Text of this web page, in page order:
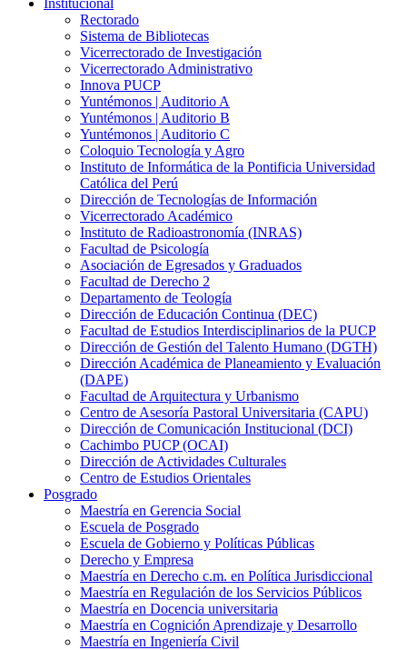
Institucional
Rectorado
Sistema de Bibliotecas
Vicerrectorado de Investigación
Vicerrectorado Administrativo
Innova PUCP
Yuntémonos | Auditorio A
Yuntémonos | Auditorio B
Yuntémonos | Auditorio C
Coloquio Tecnología y Agro
Instituto de Informática de la Pontificia Universidad
Católica del Perú
Dirección de Tecnologías de Información
Vicerrectorado Académico
Instituto de Radioastronomía (INRAS)
Facultad de Psicología
Asociación de Egresados y Graduados
Facultad de Derecho 2
Departamento de Teología
Dirección de Educación Continua (DEC)
Facultad de Estudios Interdisciplinarios de la PUCP
Dirección de Gestión del Talento Humano (DGTH)
Dirección Académica de Planeamiento y Evaluación
(DAPE)
Facultad de Arquitectura y Urbanismo
Centro de Asesoría Pastoral Universitaria (CAPU)
Dirección de Comunicación Institucional (DCI)
Cachimbo PUCP (OCAI)
Dirección de Actividades Culturales
Centro de Estudios Orientales
Posgrado
Maestría en Gerencia Social
Escuela de Posgrado
Escuela de Gobierno y Políticas Públicas
Derecho y Empresa
Maestría en Derecho c.m. en Política Jurisdiccional
Maestría en Regulación de los Servicios Públicos
Maestría en Docencia universitaria
Maestría en Cognición Aprendizaje y Desarrollo
Maestría en Ingeniería Civil